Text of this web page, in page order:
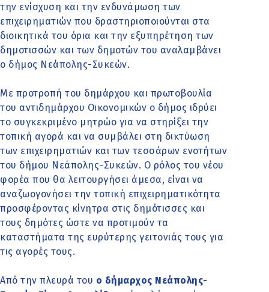
την ενίσχυση και την ενδυνάμωση των
επιχειρηματιών που δραστηριοποιούνται στα
διοικητικά του όρια και την εξυπηρέτηση των
δημοτισσών και των δημοτών του αναλαμβάνει
ο δήμος Νεάπολης-Συκεών.
Με προτροπή του δημάρχου και πρωτοβουλία
του αντιδημάρχου Οικονομικών ο δήμος ιδρύει
το συγκεκριμένο μητρώο για να στηρίξει την
τοπική αγορά και να συμβάλει στη δικτύωση
των επιχειρηματιών και των τεσσάρων ενοτήτων
του δήμου Νεάπολης-Συκεών. Ο ρόλος του νέου
φορέα που θα λειτουργήσει άμεσα, είναι να
αναζωογονήσει την τοπική επιχειρηματικότητα
προσφέροντας κίνητρα στις δημότισσες και
τους δημότες ώστε να προτιμούν τα
καταστήματα της ευρύτερης γειτονιάς τους για
τις αγορές τους.
Από την πλευρά του ο δήμαρχος Νεάπολης-